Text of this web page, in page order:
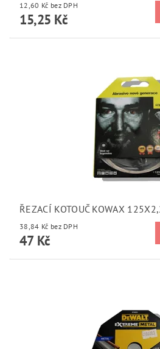
12,60 Kč bez DPH
15,25 Kč
ŘEZACÍ KOTOUČ KOWAX
38,84 Kč bez DPH
47 Kč